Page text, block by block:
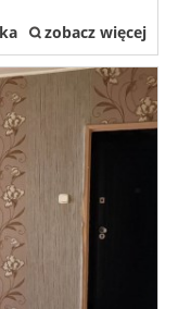
zobacz więcej